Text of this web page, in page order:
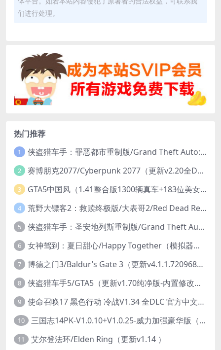
们进行处理。
热门推荐
1 侠盗猎车手：罪恶都市重制版/Grand Theft Auto: Vice City – The Definitive Edition
2 赛博朋克2077/Cyberpunk 2077（更新v2.20全DLC）
3 GTA5中国风（1.41整合版1300辆真车+183位美女与英雄+200%存档）
4 荒野大镖客2：救赎终极版/大表哥2/Red Dead Redemption 2: Ultimate Edition（更新v1491.50终极版）
5 侠盗猎车手：圣安地列斯重制版/Grand Theft Auto: San Andreas – The Definitive Edition（更新v1.113.49697469）
6 女神驾到：夏日甜心/Happy Together（模拟器版-升级豪华终极珍藏版+全DLC）
7 博德之门3/Baldur’s Gate 3（更新v4.1.1.7209685）
8 侠盗猎车手5/GTA5（更新v1.70纯净版-内置修改器+通关存档）
9 使命召唤17 黑色行动 冷战V1.34 全DLC 官方中文版COD17
10 三国志14PK-V1.0.10+V1.0.25-威力加强豪华版（武将面容套装-全DLC+季票+特典+中文语音+编辑修改器）
11 艾尔登法环/Elden Ring（更新v1.14 ）